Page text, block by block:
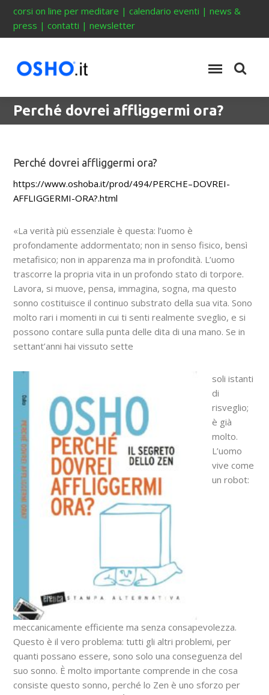
corsi on line per meditare |calendario eventi |news &
press |contatti |newsletter
Perché dovrei affliggermi ora?
Perché dovrei affliggermi ora?
https://www.oshoba.it/prod/494/PERCHE–DOVREI-
AFFLIGGERMI-ORA?.html
«La verità più essenziale è questa: l’uomo è
profondamente addormentato; non in senso fisico, bensì
metafisico; non in apparenza ma in profondità. L’uomo
trascorre la propria vita in un profondo stato di torpore.
Lavora, si muove, pensa, immagina, sogna, ma questo
sonno costituisce il continuo substrato della sua vita. Sono
molto rari i momenti in cui ti senti realmente sveglio, e si
possono contare sulla punta delle dita di una mano. Se in
settant’anni hai vissuto sette
soli istanti
di
risveglio;
è già
molto.
L’uomo
vive come
un robot:
meccanicamente efficiente ma senza consapevolezza.
Questo è il vero problema: tutti gli altri problemi, per
quanti possano essere, sono solo una conseguenza del
suo sonno. È molto importante comprende in che cosa
consiste questo sonno, perché lo Zen è uno sforzo per